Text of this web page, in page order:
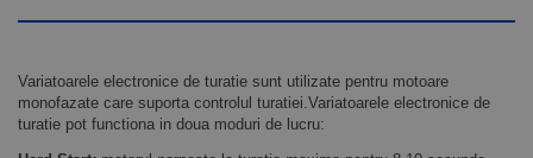
Variatoarele electronice de turatie sunt utilizate pentru motoare
monofazate care suporta controlul turatiei.Variatoarele electronice de
turatie pot functiona in doua moduri de lucru: